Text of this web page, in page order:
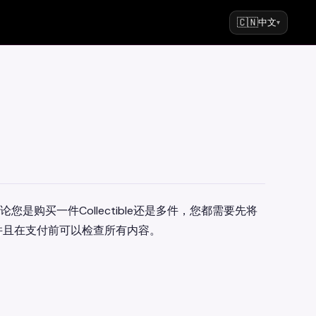
🇨🇳中文▾
您是购买一件Collectible还是多件，您都需要先将
在支付前可以检查所有内容。